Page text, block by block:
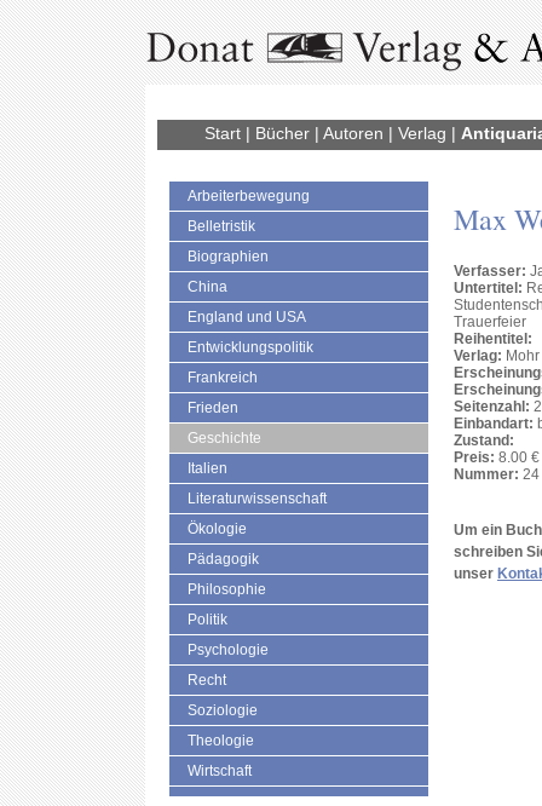
Start | Bücher | Autoren | Verlag |
Arbeiterbewegung
Belletristik
Biographien
China
England und USA
Entwicklungspolitik
Frankreich
Frieden
Geschichte
Italien
Literaturwissenschaft
Ökologie
Pädagogik
Philosophie
Politik
Psychologie
Recht
Soziologie
Theologie
Wirtschaft
Max
Verfasser:
Untertitel:
Trauerfeier
Reihentitel:
Verlag: Mohr
Seitenzahl:
Einbandart:
Zustand:
Preis: 8.00 €
Nummer: 24
Um ein
schreiben
unser